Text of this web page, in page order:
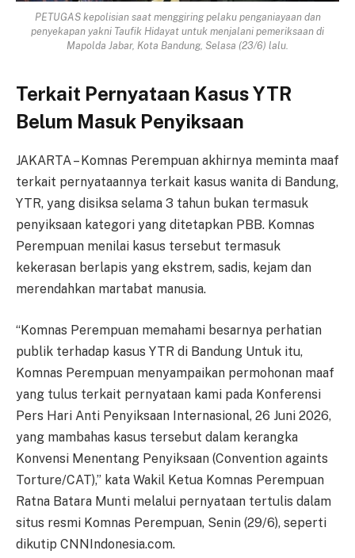
PETUGAS kepolisian saat menggiring pelaku penganiayaan dan
penyekapan yakni Taufik Hidayat untuk menjalani pemeriksaan di
Mapolda Jabar, Kota Bandung, Selasa (23/6) lalu.
Terkait Pernyataan Kasus YTR
Belum Masuk Penyiksaan
JAKARTA – Komnas Perempuan akhirnya meminta maaf
terkait pernyataannya terkait kasus wanita di Bandung,
YTR, yang disiksa selama 3 tahun bukan termasuk
penyiksaan kategori yang ditetapkan PBB. Komnas
Perempuan menilai kasus tersebut termasuk
kekerasan berlapis yang ekstrem, sadis, kejam dan
merendahkan martabat manusia.
“Komnas Perempuan memahami besarnya perhatian
publik terhadap kasus YTR di Bandung Untuk itu,
Komnas Perempuan menyampaikan permohonan maaf
yang tulus terkait pernyataan kami pada Konferensi
Pers Hari Anti Penyiksaan Internasional, 26 Juni 2026,
yang mambahas kasus tersebut dalam kerangka
Konvensi Menentang Penyiksaan (Convention againts
Torture/CAT),” kata Wakil Ketua Komnas Perempuan
Ratna Batara Munti melalui pernyataan tertulis dalam
situs resmi Komnas Perempuan, Senin (29/6), seperti
dikutip CNNIndonesia.com.